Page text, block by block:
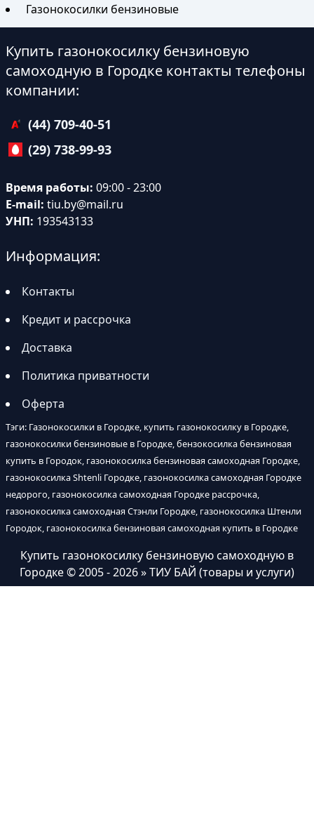
Газонокосилки бензиновые
Купить газонокосилку бензиновую
самоходную в Городке контакты телефоны
компании:
(44) 709-40-51
(29) 738-99-93
Время работы: 09:00 - 23:00
E-mail: tiu.by@mail.ru
УНП: 193543133
Информация:
Контакты
Кредит и рассрочка
Доставка
Политика приватности
Оферта
Тэги: Газонокосилки в Городке, купить газонокосилку в Городке,
газонокосилки бензиновые в Городке, бензокосилка бензиновая
купить в Городок, газонокосилка бензиновая самоходная Городке,
газонокосилка Shtenli Городке, газонокосилка самоходная Городке
недорого, газонокосилка самоходная Городке рассрочка,
газонокосилка самоходная Стэнли Городке, газонокосилка Штенли
Городок, газонокосилка бензиновая самоходная купить в Городке
Купить газонокосилку бензиновую самоходную в
Городке© 2005 - 2026 » ТИУ БАЙ (товары и услуги)